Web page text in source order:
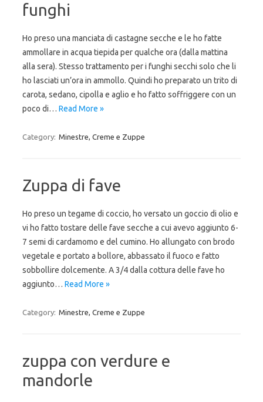
funghi
Ho preso una manciata di castagne secche e le ho fatte
ammollare in acqua tiepida per qualche ora (dalla mattina
alla sera). Stesso trattamento per i funghi secchi solo che li
ho lasciati un’ora in ammollo. Quindi ho preparato un trito di
carota, sedano, cipolla e aglio e ho fatto soffriggere con un
poco di… Read More »
Category: Minestre, Creme e Zuppe
Zuppa di fave
Ho preso un tegame di coccio, ho versato un goccio di olio e
vi ho fatto tostare delle fave secche a cui avevo aggiunto 6-
7 semi di cardamomo e del cumino. Ho allungato con brodo
vegetale e portato a bollore, abbassato il fuoco e fatto
sobbollire dolcemente. A 3/4 dalla cottura delle fave ho
aggiunto… Read More »
Category: Minestre, Creme e Zuppe
zuppa con verdure e
mandorle